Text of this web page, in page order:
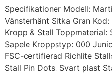
Specifikationer Modell:
Vänsterhänt Sitka Gran
Kropp & Stall Toppmaterial:
Sapele Kroppstyp: 000
FSC-certifierad Richlite
Stall Pin Dots: Svart plast